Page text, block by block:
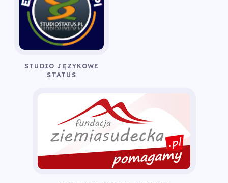
STUDIO JĘZYKOWE
STATUS